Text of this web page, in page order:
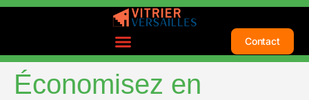
Contact
Économisez en